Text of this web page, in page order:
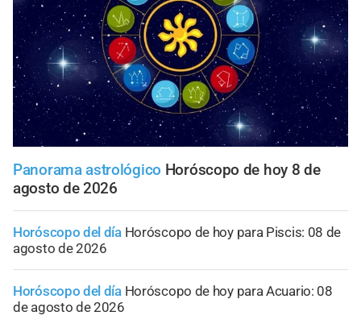
Panorama astrológico Horóscopo de hoy 8 de
agosto de 2026
Horóscopo del día Horóscopo de hoy para Piscis: 08 de
agosto de 2026
Horóscopo del día Horóscopo de hoy para Acuario: 08
de agosto de 2026